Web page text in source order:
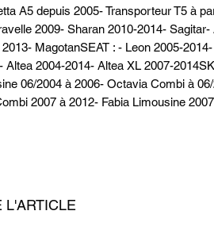
A5 depuis 2005- Transporteur T5 à
2009- Sharan 2010-2014-
MagotanSEAT : - Leon 2005-
Altea 2004-2014- Altea XL 2007-
06/2004 à 2006- Octavia Combi à
2007 à 2012- Fabia Limousine
L'ARTICLE